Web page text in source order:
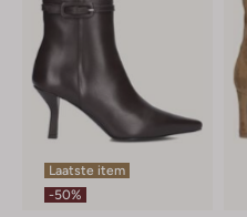
Laatste item
-50%